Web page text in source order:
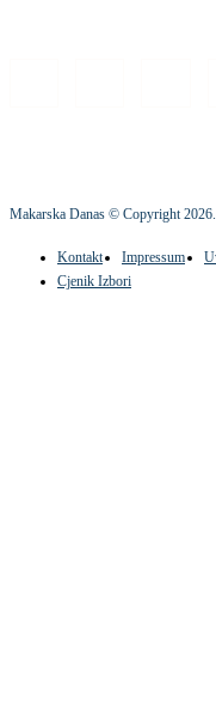
Makarska Danas © Copyright2026
Kontakt Impressum
Cjenik Izbori